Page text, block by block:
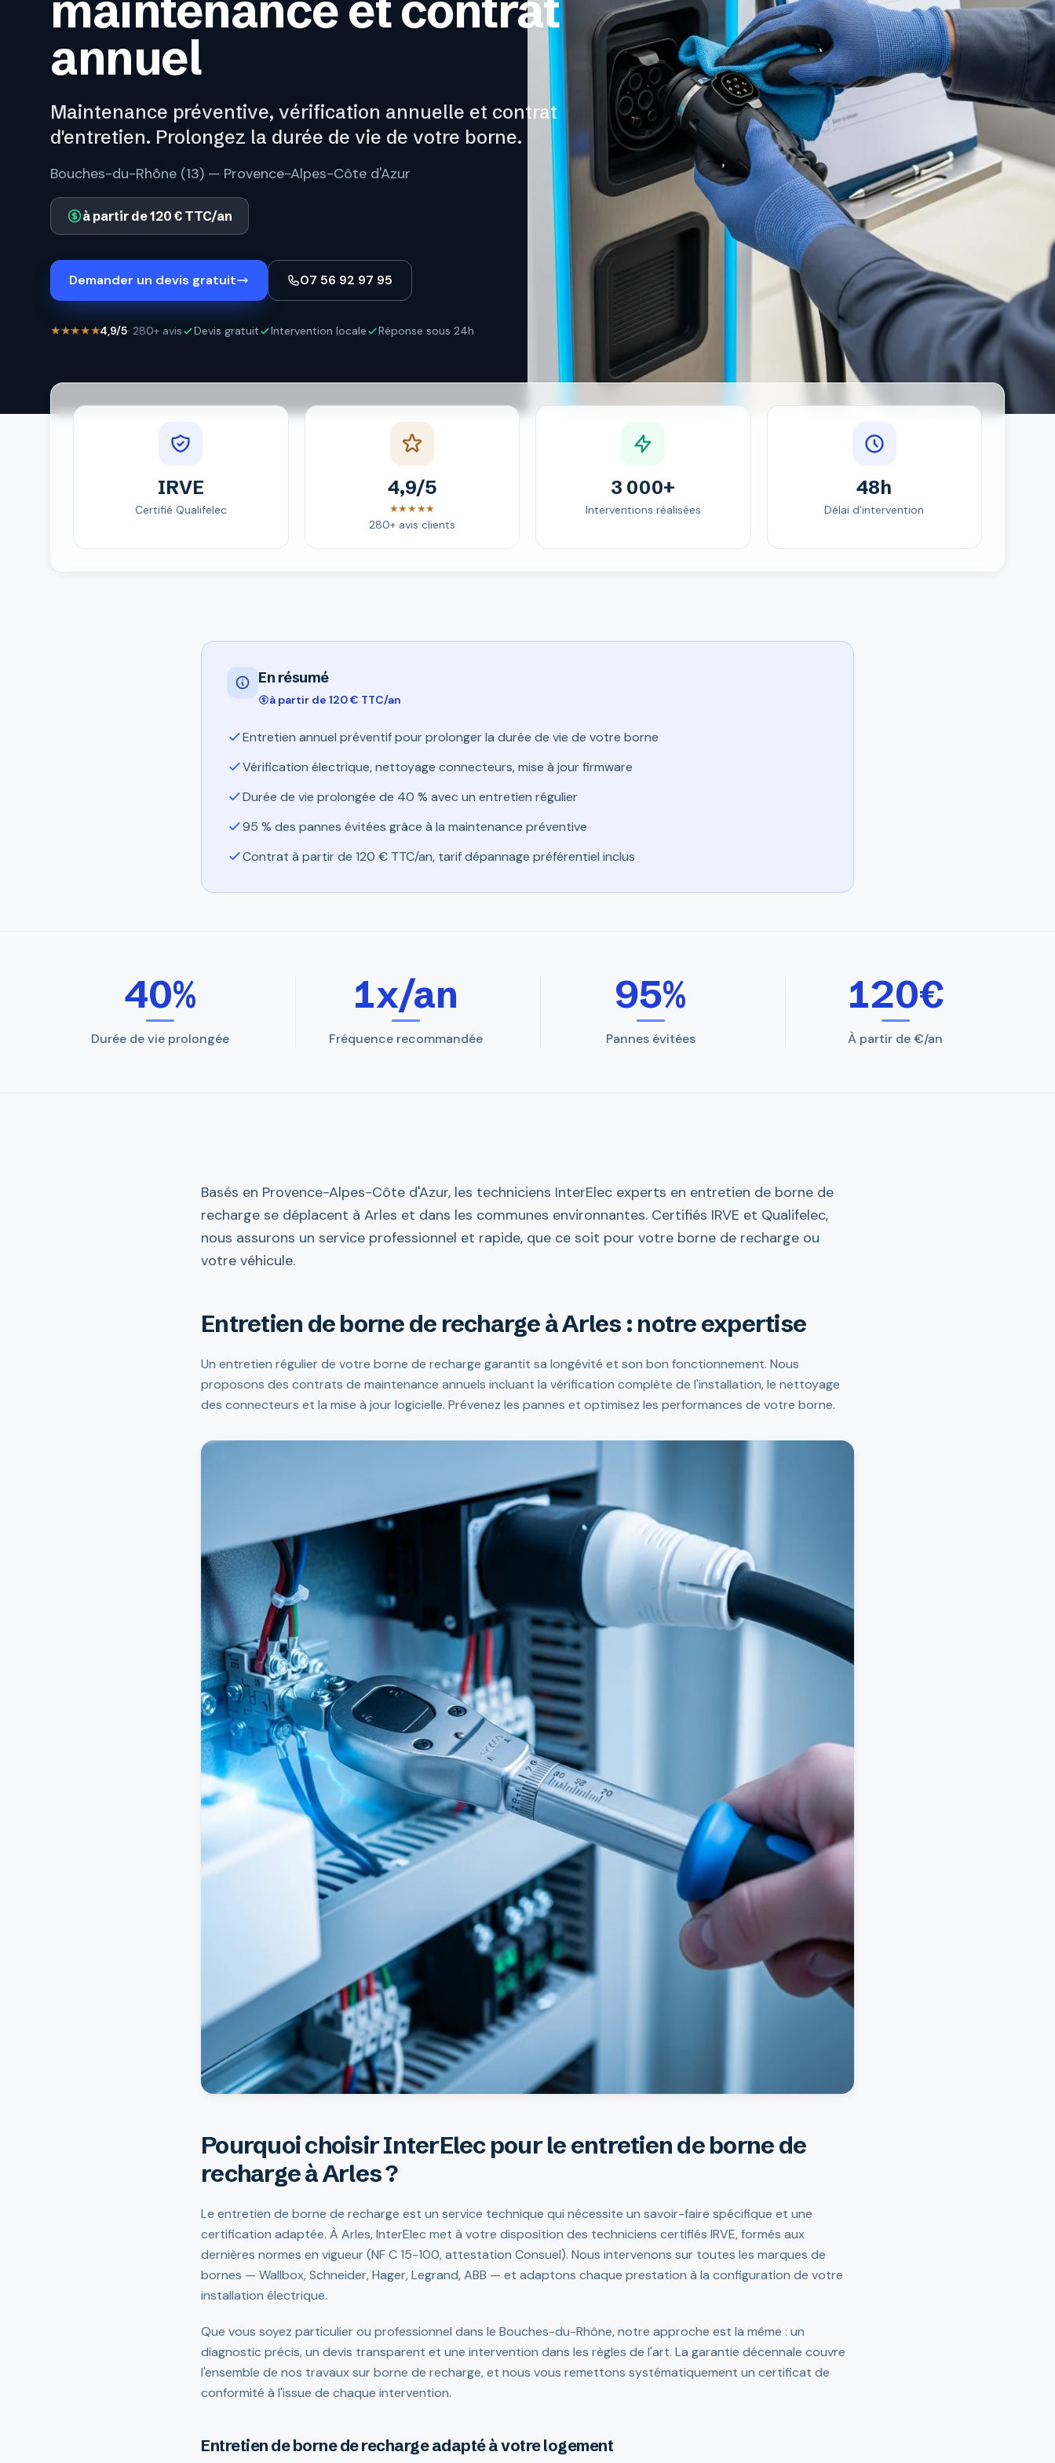
annuel
Maintenance préventive, vérification annuelle et contrat
d'entretien. Prolongez la durée de vie de votre borne.
Bouches-du-Rhône (13) — Provence-Alpes-Côte d'Azur
à partir de 120 € TTC/an
Demander un devis gratuit 07 56 92 97 95
★★★★★4,9/5· 280+ avis Devis gratuit Intervention locale Réponse sous 24h
IRVE
Certifié Qualifelec
4,9/5
★★★★★
280+ avis clients
3 000+
Interventions réalisées
48h
Délai d'intervention
En résumé
à partir de 120 € TTC/an
Entretien annuel préventif pour prolonger la durée de vie de votre borne
Vérification électrique, nettoyage connecteurs, mise à jour firmware
Durée de vie prolongée de 40 % avec un entretien régulier
95 % des pannes évitées grâce à la maintenance préventive
Contrat à partir de 120 € TTC/an, tarif dépannage préférentiel inclus
40%
Durée de vie prolongée
1x/an
Fréquence recommandée
95%
Pannes évitées
120€
À partir de €/an
Basés en Provence-Alpes-Côte d'Azur, les techniciens InterElec experts en entretien de borne de
recharge se déplacent à Arles et dans les communes environnantes. Certifiés IRVE et Qualifelec,
nous assurons un service professionnel et rapide, que ce soit pour votre borne de recharge ou
votre véhicule.
Entretien de borne de recharge à Arles : notre expertise
Un entretien régulier de votre borne de recharge garantit sa longévité et son bon fonctionnement. Nous
proposons des contrats de maintenance annuels incluant la vérification complète de l'installation, le nettoyage
des connecteurs et la mise à jour logicielle. Prévenez les pannes et optimisez les performances de votre borne.
Pourquoi choisir InterElec pour le entretien de borne de
recharge à Arles ?
Le entretien de borne de recharge est un service technique qui nécessite un savoir-faire spécifique et une
certification adaptée. À Arles, InterElec met à votre disposition des techniciens certifiés IRVE, formés aux
dernières normes en vigueur (NF C 15-100, attestation Consuel). Nous intervenons sur toutes les marques de
bornes — Wallbox, Schneider, Hager, Legrand, ABB — et adaptons chaque prestation à la configuration de votre
installation électrique.
Que vous soyez particulier ou professionnel dans le Bouches-du-Rhône, notre approche est la même : un
diagnostic précis, un devis transparent et une intervention dans les règles de l'art. La garantie décennale couvre
l'ensemble de nos travaux sur borne de recharge, et nous vous remettons systématiquement un certificat de
conformité à l'issue de chaque intervention.
Entretien de borne de recharge adapté à votre logement